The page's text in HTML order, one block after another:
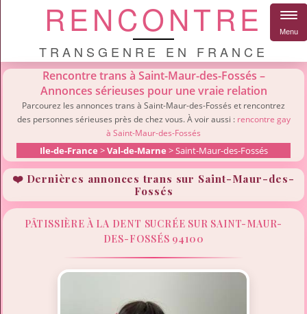
RENCONTRE
TRANSGENRE EN FRANCE
Rencontre trans à Saint-Maur-des-Fossés –
Annonces sérieuses pour une vraie relation
Parcourez les annonces trans à Saint-Maur-des-Fossés et rencontrez
des personnes sérieuses près de chez vous. À voir aussi : rencontre gay
à Saint-Maur-des-Fossés
Ile-de-France >Val-de-Marne > Saint-Maur-des-Fossés
❤️ Dernières annonces trans sur Saint-Maur-des-
Fossés
PÂTISSIÈRE À LA DENT SUCRÉE SUR SAINT-MAUR-
DES-FOSSÉS 94100
Menu